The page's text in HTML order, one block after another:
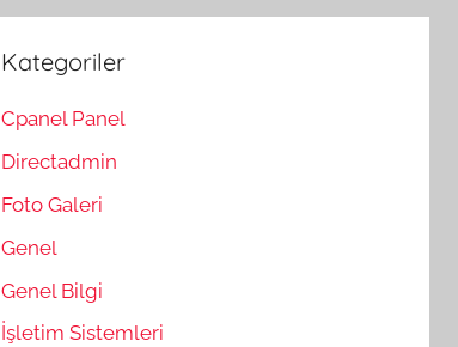
Kategoriler
Cpanel Panel
Directadmin
Foto Galeri
Genel
Genel Bilgi
İşletim Sistemleri